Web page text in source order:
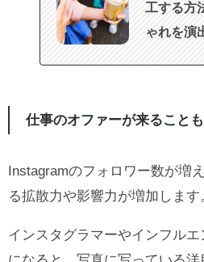
工する方
ゃれを演
仕事のオファーが来ることも
Instagramのフォロワー数が増
る拡散力や影響力が増加します
インスタグラマーやインフル